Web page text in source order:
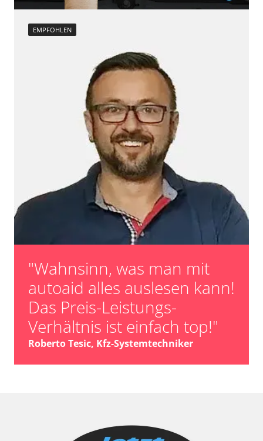
EMPFOHLEN
"Wahnsinn, was man mit
autoaid alles auslesen kann!
Das Preis-Leistungs-
Verhältnis ist einfach top!"
Roberto Tesic, Kfz-Systemtechniker